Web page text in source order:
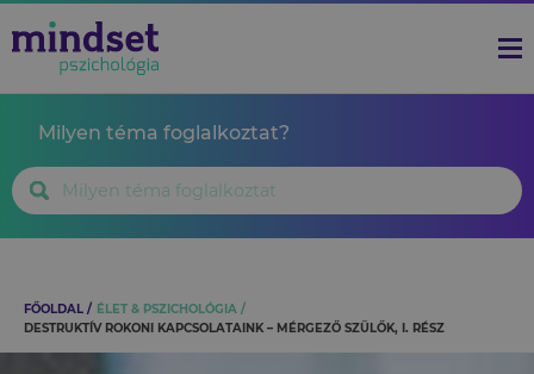
Milyen téma foglalkoztat?
FŐOLDAL
ÉLET & PSZICHOLÓGIA
DESTRUKTÍV ROKONI KAPCSOLATAINK – MÉRGEZŐ SZÜLŐK, I. RÉSZ